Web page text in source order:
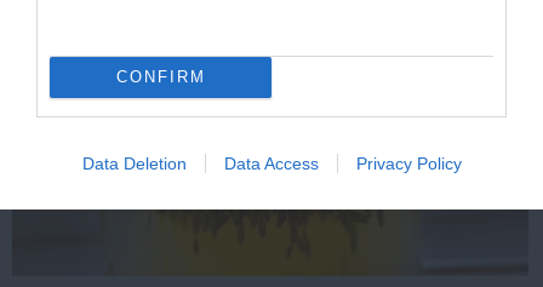
CONFIRM
Data Deletion Data Access Privacy Policy